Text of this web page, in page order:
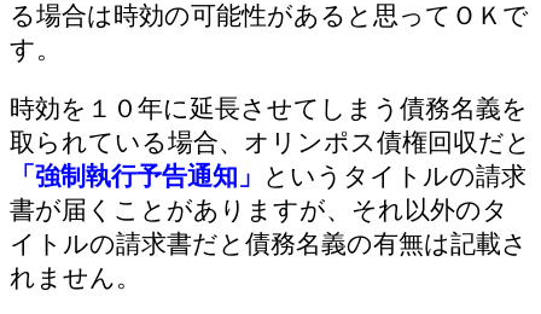
る場合は時効の可能性があると思ってＯＫで
す。
時効を１０年に延長させてしまう債務名義を
取られている場合、オリンポス債権回収だと
「強制執行予告通知」
というタイトルの請求
書が届くことがありますが、それ以外のタ
イトルの請求書だと債務名義の有無は記載さ
れません。